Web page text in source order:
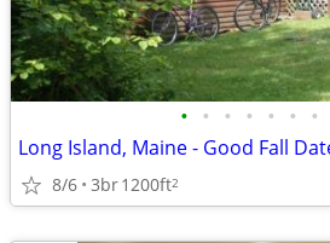
• • • • • • •
Long Island, Maine - Good Fall
8/6 3br1200ft2